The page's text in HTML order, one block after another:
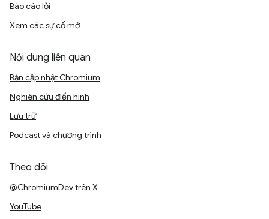
Báo cáo lỗi
Xem các sự cố mở
Nội dung liên quan
Bản cập nhật Chromium
Nghiên cứu điển hình
Lưu trữ
Podcast và chương trình
Theo dõi
@ChromiumDev trên X
YouTube